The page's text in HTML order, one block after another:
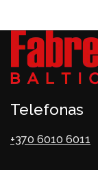
Telefonas
+370 6010 6011